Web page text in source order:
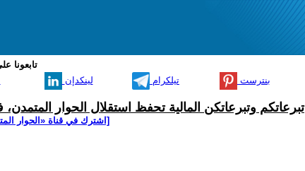
تابعونا
لينكدإن تيلكرام بنترست
تبرعاتكم وتبرعاتكن المالية تحفظ استقلال الحوار
[اشترك في قناة ‫«الحوار